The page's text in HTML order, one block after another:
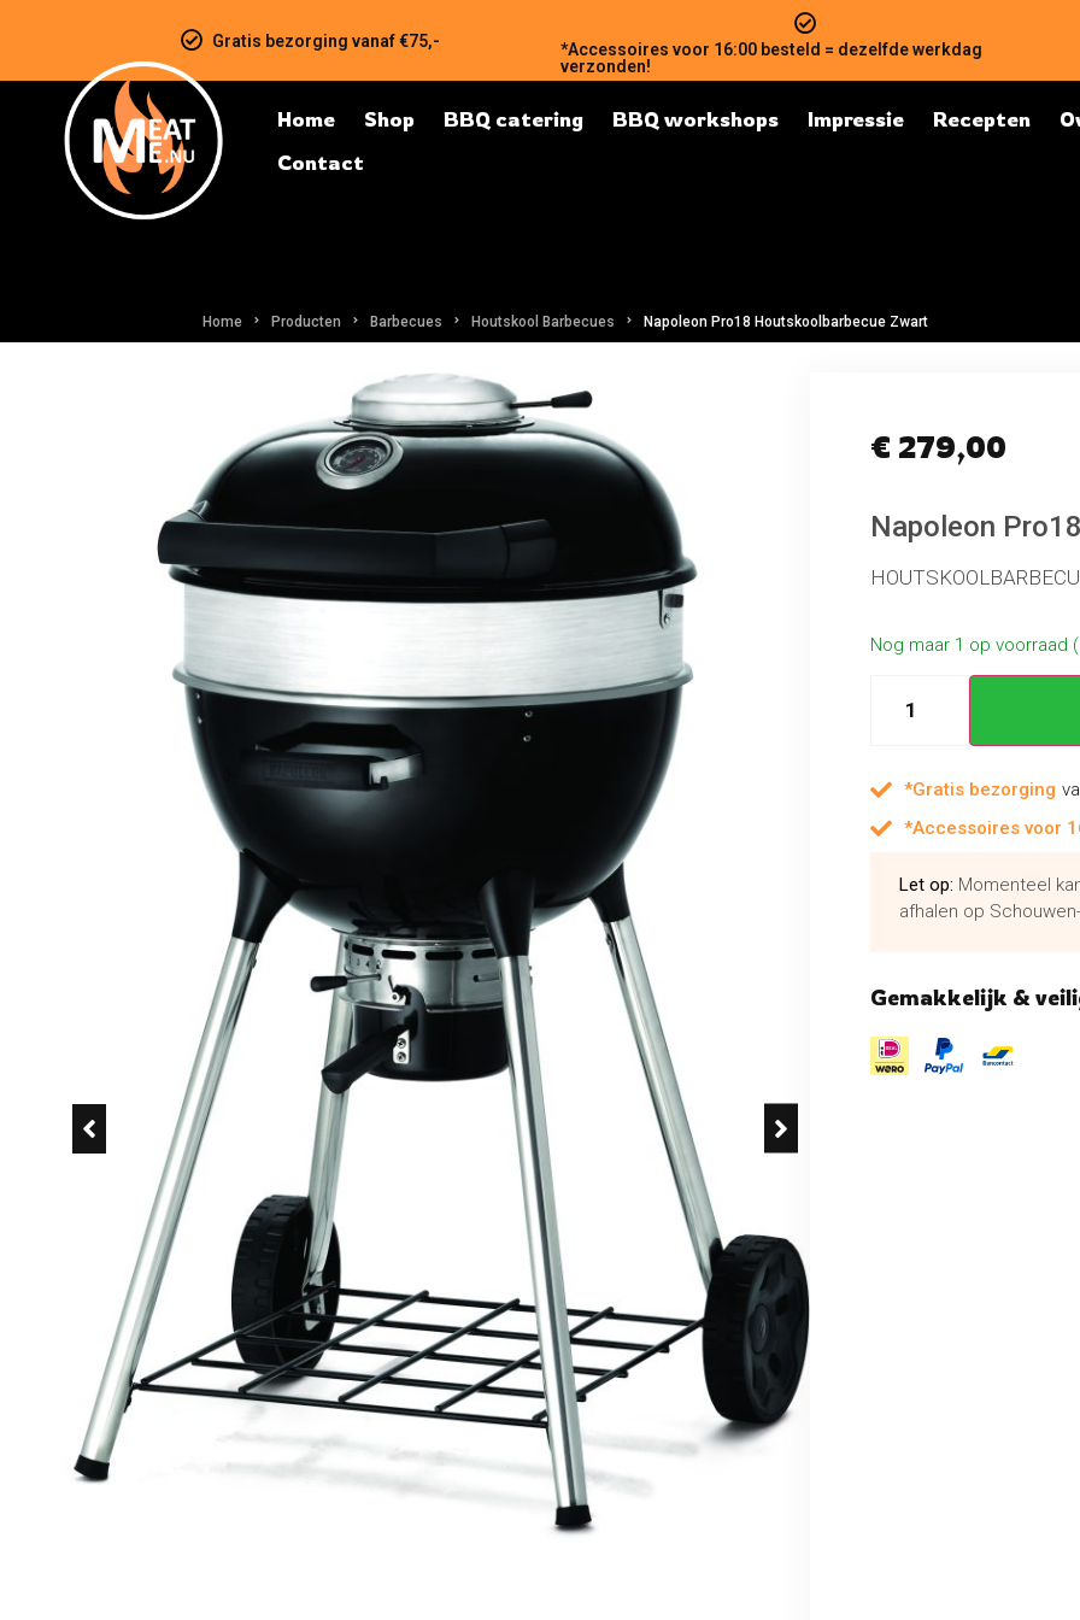
Gratis bezorging vanaf €75,-
*Accessoires voor 16:00 besteld = dezelfde werkdag
verzonden!
Home Shop BBQ catering BBQ workshops Impressie Recepten
Contact
Home Producten Barbecues Houtskool Barbecues Napoleon Pro18 Houtskoolbarbecue Zwart
€ 279,00
Napoleon
Nog maar 1 op voorraad
*Gratis bezorging
*Accessoires voor
Let op: Momenteel
afhalen op
Gemakkelijk &